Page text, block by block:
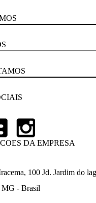
DA EMPRESA
100 Jd. Jardim do
MG - Brasil